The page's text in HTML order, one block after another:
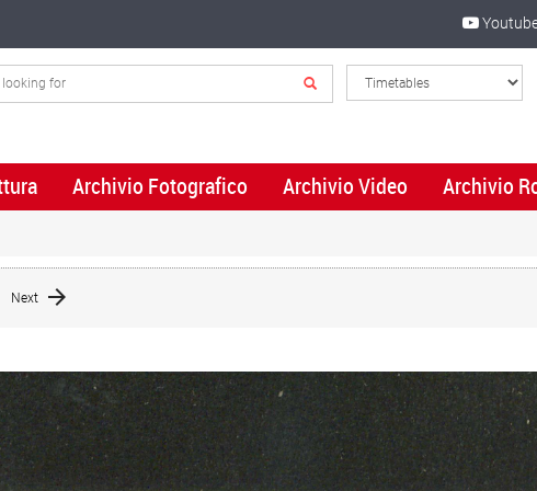
Archivio Fotografico Archivio Video Archivio
Next